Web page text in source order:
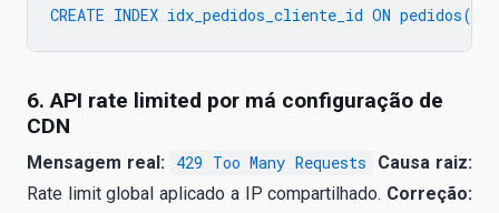
6. API rate limited por má configuração de
CDN
Mensagem real: 429 Too Many Requests
Causa raiz:
Rate limit global aplicado a IP compartilhado. Correção: